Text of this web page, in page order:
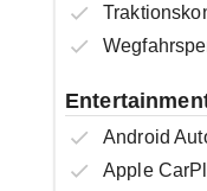
Android
Apple